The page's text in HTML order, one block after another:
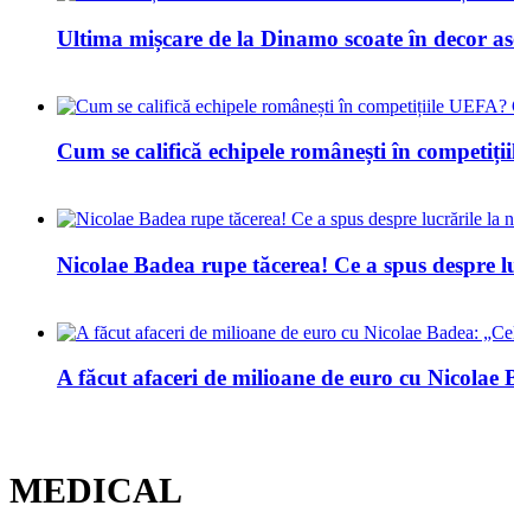
Ultima mișcare de la Dinamo scoate în decor
Cum se califică echipele românești în
Nicolae Badea rupe tăcerea! Ce a spus
A făcut afaceri de milioane de euro cu
MEDICAL